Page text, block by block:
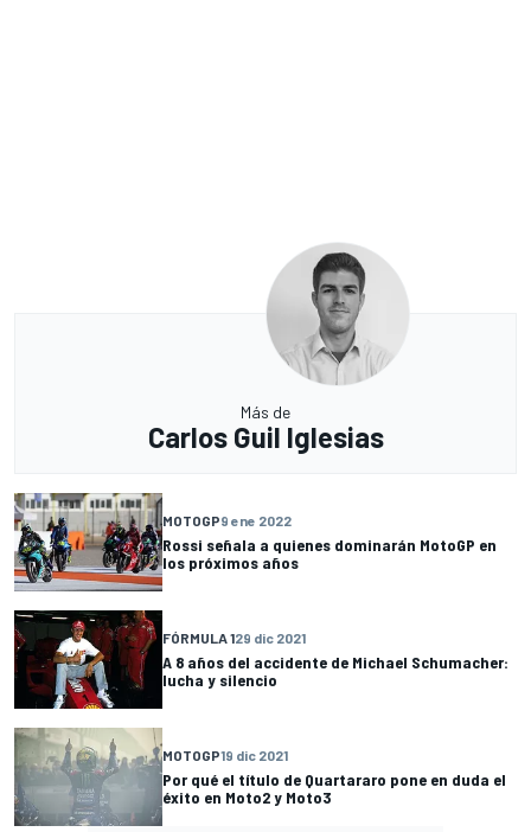
Más de
Carlos Guil Iglesias
MOTOGP9 ene 2022
Rossi señala a quienes dominarán MotoGP en
los próximos años
FÓRMULA 129 dic 2021
A 8 años del accidente de Michael Schumacher:
lucha y silencio
MOTOGP19 dic 2021
Por qué el título de Quartararo pone en duda el
éxito en Moto2 y Moto3